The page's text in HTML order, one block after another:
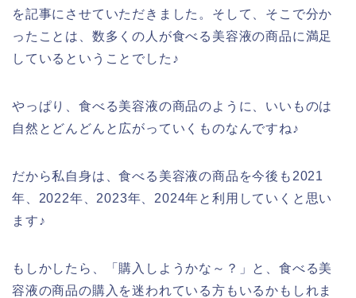
を記事にさせていただきました。そして、そこで分か
ったことは、数多くの人が食べる美容液の商品に満足
しているということでした♪
やっぱり、食べる美容液の商品のように、いいものは
自然とどんどんと広がっていくものなんですね♪
だから私自身は、食べる美容液の商品を今後も2021
年、2022年、2023年、2024年と利用していくと思い
ます♪
もしかしたら、「購入しようかな～？」と、食べる美
容液の商品の購入を迷われている方もいるかもしれま